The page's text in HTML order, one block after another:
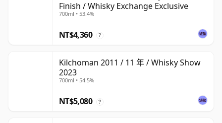
Finish / Whisky Exchange Exclusive
700ml • 53.4%
NT$4,360 ?
Kilchoman 2011 / 11 年 / Whisky Show
2023
700ml • 54.5%
NT$5,080 ?